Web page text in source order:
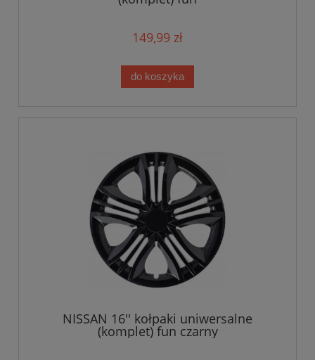
149,99 zł
do koszyka
NISSAN 16'' kołpaki uniwersalne
(komplet) fun czarny